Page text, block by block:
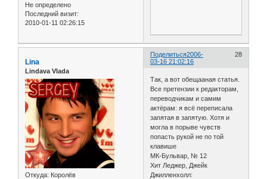
Не определено
Последний визит:
2010-01-11 02:26:15
Поделиться 28
2006-
03-16 21:02:16
Lina
Lindava Vlada
Откуда: Королёв
Так, а вот обещааная статья.
Все претензии к редакторам,
переводчикам и самим
актёрам: я всё переписала
запятая в запятую. Хотя и
могла в порыве чувств
попасть рукой не по той
клавише
МК-Бульвар, № 12
Хит Леджер, Джейк
Джилленхолл: